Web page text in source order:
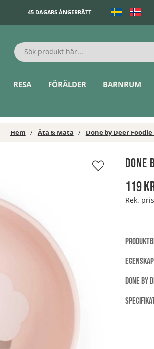
45 DAGARS ÅNGERRÄTT
RESA FÖRÄLDER BARNRUM
Hem Äta & Mata Done by Deer
Done
119
Rek.
DONE BY